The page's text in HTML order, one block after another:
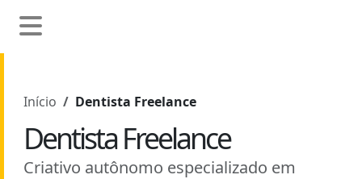
Início Dentista Freelance
Dentista Freelance
Criativo autônomo especializado em